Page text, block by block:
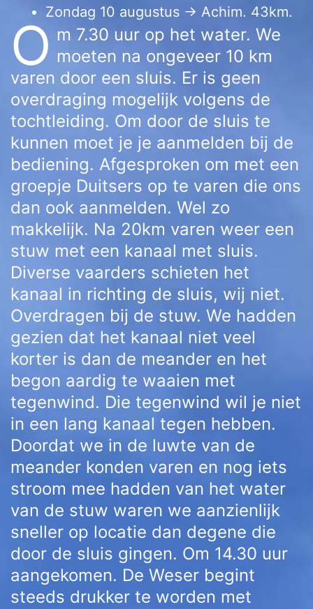
Zondag 10 augustus → Achim. 43km.
O m 7.30 uur op het water. We
moeten na ongeveer 10 km
varen door een sluis. Er is geen
overdraging mogelijk volgens de
tochtleiding. Om door de sluis te
kunnen moet je je aanmelden bij de
bediening. Afgesproken om met een
groepje Duitsers op te varen die ons
dan ook aanmelden. Wel zo
makkelijk. Na 20km varen weer een
stuw met een kanaal met sluis.
Diverse vaarders schieten het
kanaal in richting de sluis, wij niet.
Overdragen bij de stuw. We hadden
gezien dat het kanaal niet veel
korter is dan de meander en het
begon aardig te waaien met
tegenwind. Die tegenwind wil je niet
in een lang kanaal tegen hebben.
Doordat we in de luwte van de
meander konden varen en nog iets
stroom mee hadden van het water
van de stuw waren we aanzienlijk
sneller op locatie dan degene die
door de sluis gingen. Om 14.30 uur
aangekomen. De Weser begint
steeds drukker te worden met